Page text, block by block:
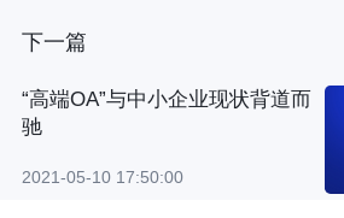
下一篇
“高端OA”与中小企业现状背道而
驰
2021-05-10 17:50:00